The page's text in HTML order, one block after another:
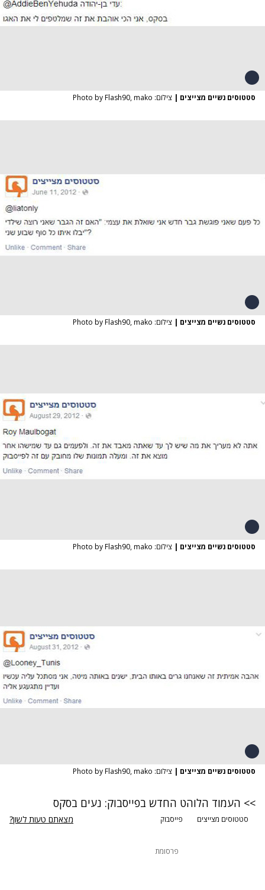
סטטוסים נשיים מצייצים | צילום: Photo by Flash90, mako
סטטוסים נשיים מצייצים | צילום: Photo by Flash90, mako
סטטוסים נשיים מצייצים | צילום: Photo by Flash90, mako
סטטוסים נשיים מצייצים | צילום: Photo by Flash90, mako
>> העמוד הלוהט החדש בפייסבוק: נעים בסקס
סטטוסים מצייצים פייסבוק מצאתם טעות לשון?
פרסומת